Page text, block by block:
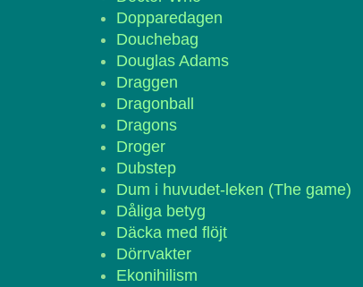
Dopparedagen
Douchebag
Douglas Adams
Draggen
Dragonball
Dragons
Droger
Dubstep
Dum i huvudet-leken (The game)
Dåliga betyg
Däcka med flöjt
Dörrvakter
Ekonihilism